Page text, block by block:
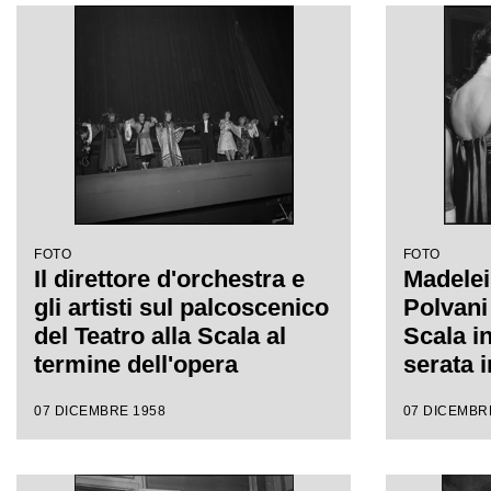
Antonino Votto con la
della
della
1959
regia
FOTO
Il direttore d'orchestra e
gli artisti sul palcoscenico
del Teatro alla Scala al
termine dell'opera
Puccini, diretta da
regia di Margherita
07 DICEMBRE 1958
FOTO
Scala
serata
con
da
07